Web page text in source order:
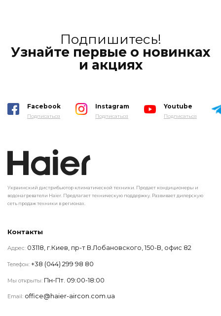
Подпишитесь!
Узнайте первые о новинках
и акциях
Facebook
Подписаться
Instagram
Подписаться
Youtube
Подписаться
Украинский дистрибьютор климатической техники. Продает кондиционеры и
водонагреватели Haier. Предлагает техническую поддержку. Развивает дилерскую
сеть продаж техники в регионах.
Контакты
Адрес: 03118, г.Киев, пр-т В.Лобановского, 150-В, офис 82
Телефон: +38 (044) 299 98 80
Мы открыты: Пн-Пт. 09:00-18:00
Email: office@haier-aircon.com.ua